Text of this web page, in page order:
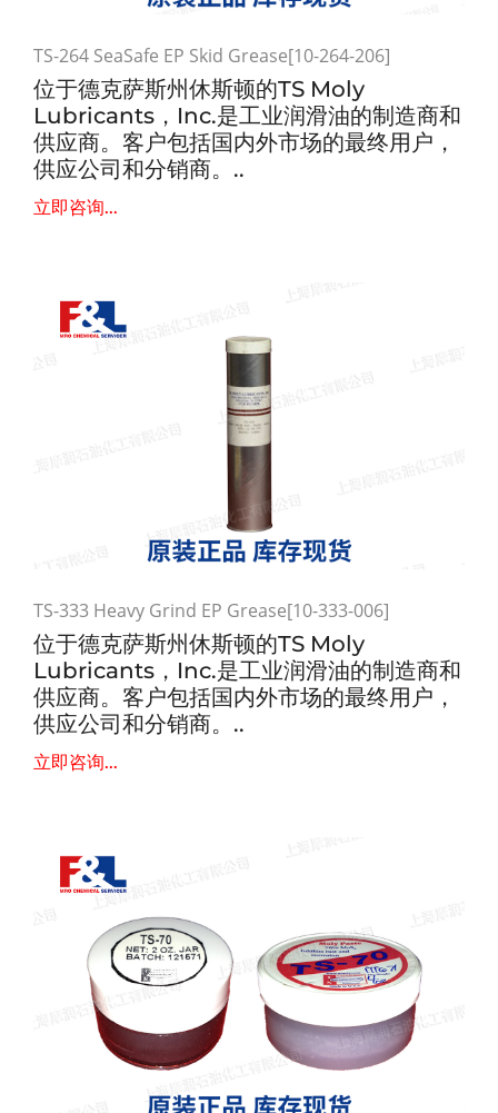
TS-264 SeaSafe EP Skid Grease[10-264-206]
位于德克萨斯州休斯顿的TS Moly
Lubricants，Inc.是工业润滑油的制造商和
供应商。客户包括国内外市场的最终用户，
供应公司和分销商。..
立即咨询...
TS-333 Heavy Grind EP Grease[10-333-006]
位于德克萨斯州休斯顿的TS Moly
Lubricants，Inc.是工业润滑油的制造商和
供应商。客户包括国内外市场的最终用户，
供应公司和分销商。..
立即咨询...